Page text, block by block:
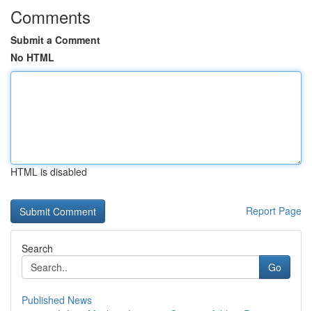
Comments
Submit a Comment
No HTML
HTML is disabled
Report Page
Search
Go
Published News